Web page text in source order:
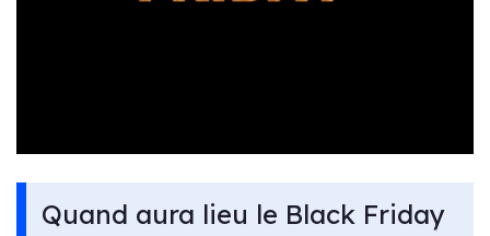
Quand aura lieu le Black Friday